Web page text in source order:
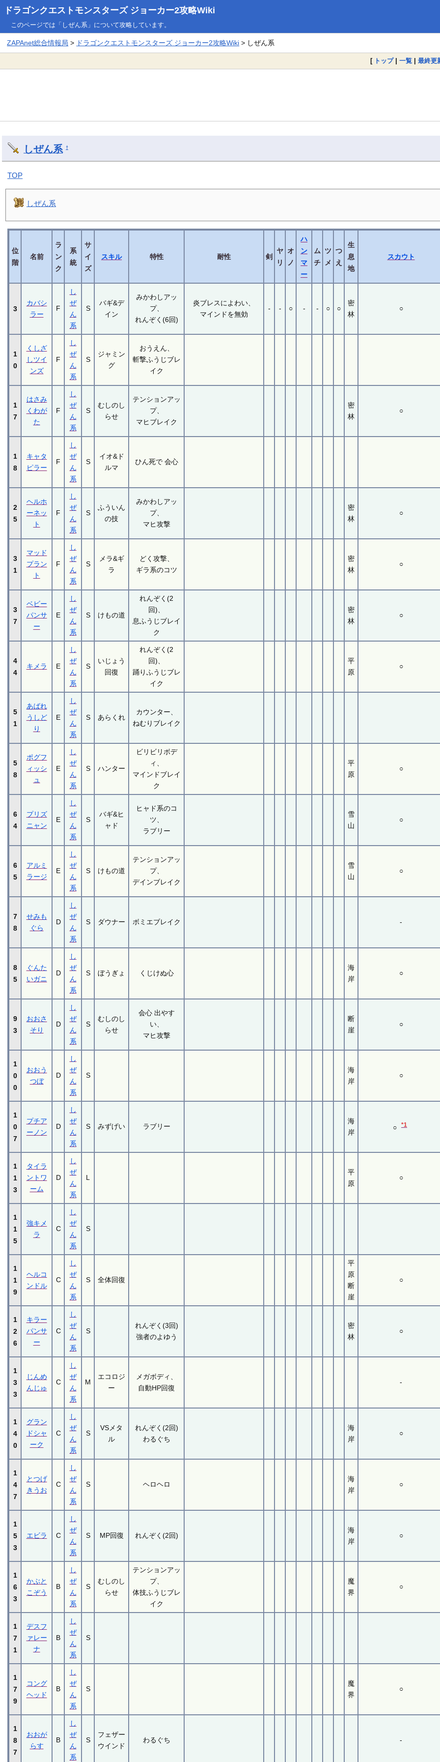
ドラゴンクエストモンスターズ ジョーカー2攻略Wiki
このページでは「しぜん系」について攻略しています。
ZAPAnet総合情報局 > ドラゴンクエストモンスターズ ジョーカー2攻略Wiki > しぜん系
[ トップ| 一覧 | 最終更
しぜん系 †
TOP
しぜん系
位
階
名前
ラ
ン
ク
系
統
サ
イ
ズ
スキル 特性 耐性 剣
ヤ
リ
オ
ノ
ハ
ン
マ
ー
ム
チ
ツ
メ
つ
え
生
息
地
スカウト
3
カバシ
ラー
F
し
ぜ
ん
系
S
バギ&デ
イン
みかわしアッ
プ、
れんぞく(6回)
炎ブレスによわい、
マインドを無効
- - ○ - - ○ ○
密
林
○
1
0
くしざ
しツイ
ンズ
F
し
ぜ
ん
系
S
ジャミン
グ
おうえん、
斬撃ふうじブレ
イク
1
7
はさみ
くわが
た
F
し
ぜ
ん
系
S
むしのし
らせ
テンションアッ
プ、
マヒブレイク
密
林
○
1
8
キャタ
ピラー
F
し
ぜ
ん
系
S
イオ&ド
ルマ
ひん死で 会心
2
5
ヘルホ
ーネッ
ト
F
し
ぜ
ん
系
S
ふういん
の技
みかわしアッ
プ、
マヒ攻撃
密
林
○
3
1
マッド
プラン
ト
F
し
ぜ
ん
系
S
メラ&ギ
ラ
どく攻撃、
ギラ系のコツ
密
林
○
3
7
ベビー
パンサ
ー
E
し
ぜ
ん
系
S けもの道
れんぞく(2
回)、
息ふうじブレイ
ク
密
林
○
4
4
キメラ E
し
ぜ
ん
系
S
いじょう
回復
れんぞく(2
回)、
踊りふうじブレ
イク
平
原
○
5
1
あばれ
うしど
り
E
し
ぜ
ん
系
S あらくれ
カウンター、
ねむりブレイク
5
8
ポグフ
ィッシ
ュ
E
し
ぜ
ん
系
S ハンター
ビリビリボデ
ィ、
マインドブレイ
ク
平
原
○
6
4
プリズ
ニャン
E
し
ぜ
ん
系
S
バギ&ヒ
ャド
ヒャド系のコ
ツ、
ラブリー
雪
山
○
6
5
アルミ
ラージ
E
し
ぜ
ん
系
S けもの道
テンションアッ
プ、
デインブレイク
雪
山
○
7
8
せみも
ぐら
D
し
ぜ
ん
系
S ダウナー ボミエブレイク -
8
5
ぐんた
いガニ
D
し
ぜ
ん
系
S ぼうぎょ くじけぬ心
海
岸
○
9
3
おおさ
そり
D
し
ぜ
ん
系
S
むしのし
らせ
会心 出やす
い、
マヒ攻撃
断
崖
○
1
0
0
おおう
つぼ
D
し
ぜ
ん
系
S
海
岸
○
1
0
7
プチア
ーノン
D
し
ぜ
ん
系
S みずげい ラブリー
海
岸
○ *1
1
1
3
タイラ
ントワ
ーム
D
し
ぜ
ん
系
L
平
原
○
1
1
5
強キメ
ラ
C
し
ぜ
ん
系
S
1
1
9
ヘルコ
ンドル
C
し
ぜ
ん
系
S 全体回復
平
原
断
崖
○
1
2
6
キラー
パンサ
ー
C
し
ぜ
ん
系
S
れんぞく(3回)
強者のよゆう
密
林
○
1
3
3
じんめ
んじゅ
C
し
ぜ
ん
系
M
エコロジ
ー
メガボディ、
自動HP回復
-
1
4
0
グラン
ドシャ
ーク
C
し
ぜ
ん
系
S
VSメタ
ル
れんぞく(2回)
わるぐち
海
岸
○
1
4
7
とつげ
きうお
C
し
ぜ
ん
系
S ヘロヘロ
海
岸
○
1
5
3
エビラ C
し
ぜ
ん
系
S MP回復 れんぞく(2回)
海
岸
○
1
6
3
かぶと
こぞう
B
し
ぜ
ん
系
S
むしのし
らせ
テンションアッ
プ、
体技ふうじブレ
イク
魔
界
○
1
7
1
デスフ
ァレー
ナ
B
し
ぜ
ん
系
S
1
7
9
コング
ヘッド
B
し
ぜ
ん
系
S
魔
界
○
1
8
7
おおが
らす
B
し
ぜ
ん
系
S
フェザー
ウインド
わるぐち -